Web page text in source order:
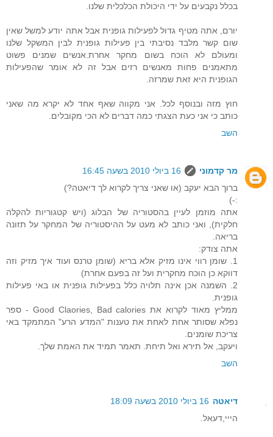
בכלל נקבעים על ידי היכולת הכלכלית שלנו.
יורם, אתה מטיף גדול לפעילות גופנית אבל אתה יודע למשל שאין
שום קשר מלבד נסיבתי בין פעילות גופנית לבין המשקל שלנו
ומעולם לא הוכח בשום מחקר אחרת.אנשים שמנים פשוט
מתאמנים פחות מאנשים רזים אבל זה לא אומר שהפעילות
הגופנית היא זאת שמרזה.
חוץ מזה ובנוסף לכל. אני מקווה שאף אחד לא יקרא מה שאני
כותב כי אני כעת הצגתי כמה דברים לא הכי מקובלים.
השב
מר קדמוני
16 ביולי 2010 בשעה 16:45
ברוך הבא יעקב (או שאני צריך לקרוא לך דיאטה?)
:-)
אתה מוזמן לעיין בהסטוריה של הבלוג (ויש קטגוריות להקלה
חלקית), ואני כותב לא מעט על ההיסטוריה של המחקר על תזונה
בריאה.
אתה צודק:
1. שומן רווי אינו מזיק אלא בריא (שומן טרנס ועוד איך מזיק וזה
דווקא כן הוכח מחקרית ועל זה בפעם אחרת)
2. השמנה אכן אינה תלויה כלל בפעילות גופנית או באי פעילות
גופנית.
ממליץ מאוד לקרוא את Good Claories, Bad calories - ספר
נפלא שסותר אחת לאחת את טענות "המדע הרע" המתמקד באי
צריכת שומנים.
ויעקב, אל תירא ואל תיחת. תאמר תמיד את האמת שלך.
השב
דיאטה 16 ביולי 2010 בשעה 18:09
הייי,דעאל.